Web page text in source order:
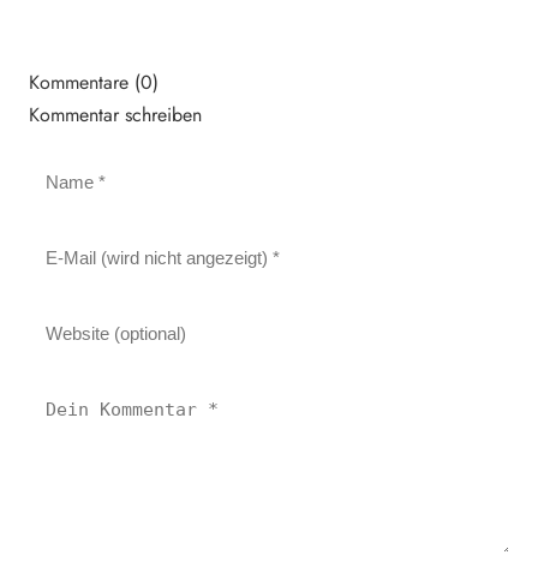
Kommentare (0)
Kommentar schreiben